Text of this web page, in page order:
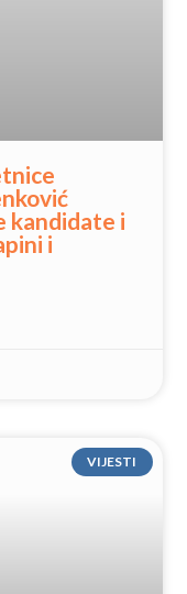
kandidate i
i
VIJESTI